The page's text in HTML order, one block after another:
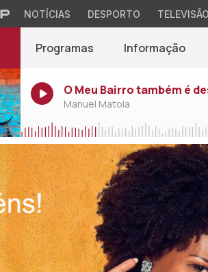
NOTÍCIAS DESPORTO TELEVISÃO
Programas Informação
O Meu Bairro também é
Manuel Matola